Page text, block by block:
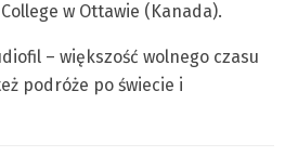
w Ottawie (Kanada).
– większość wolnego czasu
podróże po świecie i